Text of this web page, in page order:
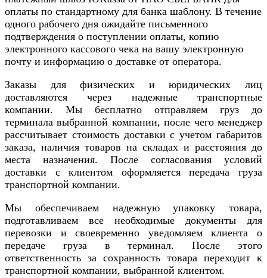
оплаты по стандартному для банка шаблону. В течение
одного рабочего дня ожидайте письменного
подтверждения о поступлении оплаты, копию
электронного кассового чека на вашу электронную
почту и информацию о доставке от оператора.
Заказы для физических и юридических лиц
доставляются через надежные транспортные
компании. Мы бесплатно отправляем груз до
терминала выбранной компании, после чего менеджер
рассчитывает стоимость доставки с учетом габаритов
заказа, наличия товаров на складах и расстояния до
места назначения. После согласования условий
доставки с клиентом оформляется передача груза
транспортной компании.
Мы обеспечиваем надежную упаковку товара,
подготавливаем все необходимые документы для
перевозки и своевременно уведомляем клиента о
передаче груза в терминал. После этого
ответственность за сохранность товара переходит к
транспортной компании, выбранной клиентом.